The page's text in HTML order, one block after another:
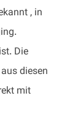
, in
Die
diesen
mit